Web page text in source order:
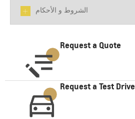
الشروط و الأحكام
Request a Quote
Request a Test Drive